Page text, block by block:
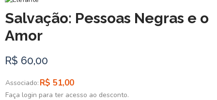
Salvação: Pessoas Negras e o
Amor
R$ 60,00
Associado: R$ 51,00
Faça login para ter acesso ao desconto.